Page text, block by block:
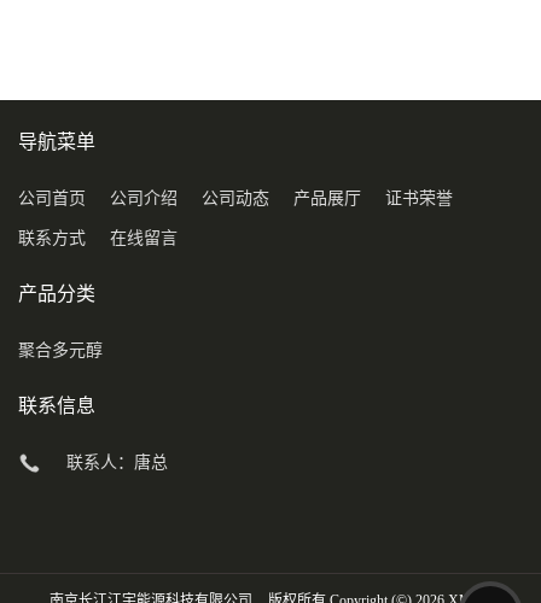
导航菜单
公司首页 公司介绍 公司动态 产品展厅 证书荣誉
联系方式 在线留言
产品分类
聚合多元醇
联系信息
联系人：唐总